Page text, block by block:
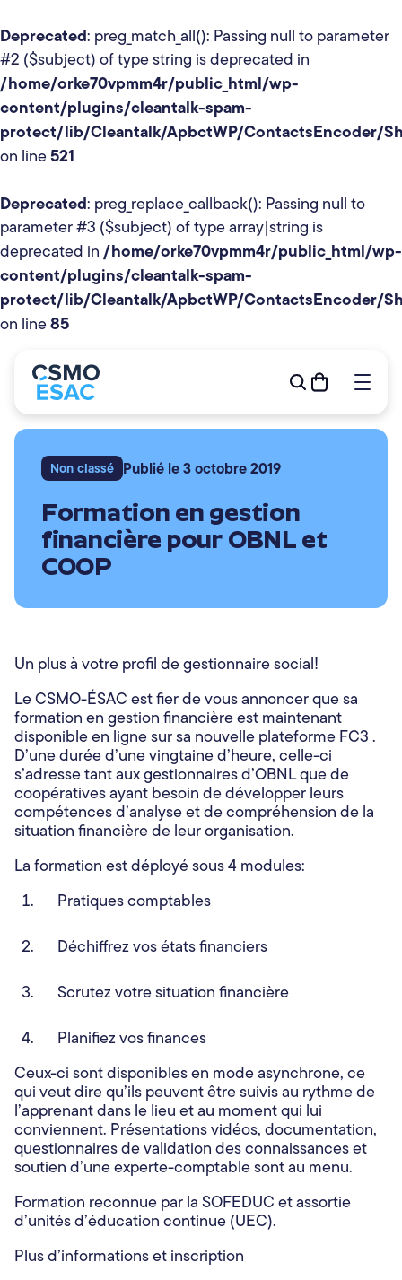
Deprecated: preg_match_all(): Passing null to parameter
#2 ($subject) of type string is deprecated in
/home/orke70vpmm4r/public_html/wp-
content/plugins/cleantalk-spam-
protect/lib/Cleantalk/ApbctWP/ContactsEncoder/
on line521
Deprecated: preg_replace_callback(): Passing null to
parameter #3 ($subject) of type array|string is
deprecated in/home/orke70vpmm4r/public_html/wp-
content/plugins/cleantalk-spam-
protect/lib/Cleantalk/ApbctWP/ContactsEncoder/
on line85
Outils de gestion
R&D
Relève
Publications
À propos
Devenir membre
Articles
Nous joindre
Non classé Publié le 3 octobre 2019
Formation en gestion
financière pour OBNL et
COOP
Un plus à votre profil de gestionnaire social!
Le CSMO-ÉSAC est fier de vous annoncer que sa
formation en gestion financière est maintenant
disponible en ligne sur sa nouvelle plateforme FC3 .
D’une durée d’une vingtaine d’heure, celle-ci
s’adresse tant aux gestionnaires d’OBNL que de
coopératives ayant besoin de développer leurs
compétences d’analyse et de compréhension de la
situation financière de leur organisation.
La formation est déployé sous 4 modules:
Pratiques comptables
Déchiffrez vos états financiers
Scrutez votre situation financière
Planifiez vos finances
Ceux-ci sont disponibles en mode asynchrone, ce
qui veut dire qu’ils peuvent être suivis au rythme de
l’apprenant dans le lieu et au moment qui lui
conviennent. Présentations vidéos, documentation,
questionnaires de validation des connaissances et
soutien d’une experte-comptable sont au menu.
Formation reconnue par la SOFEDUC et assortie
d’unités d’éducation continue (UEC).
Plus d’informations et inscription